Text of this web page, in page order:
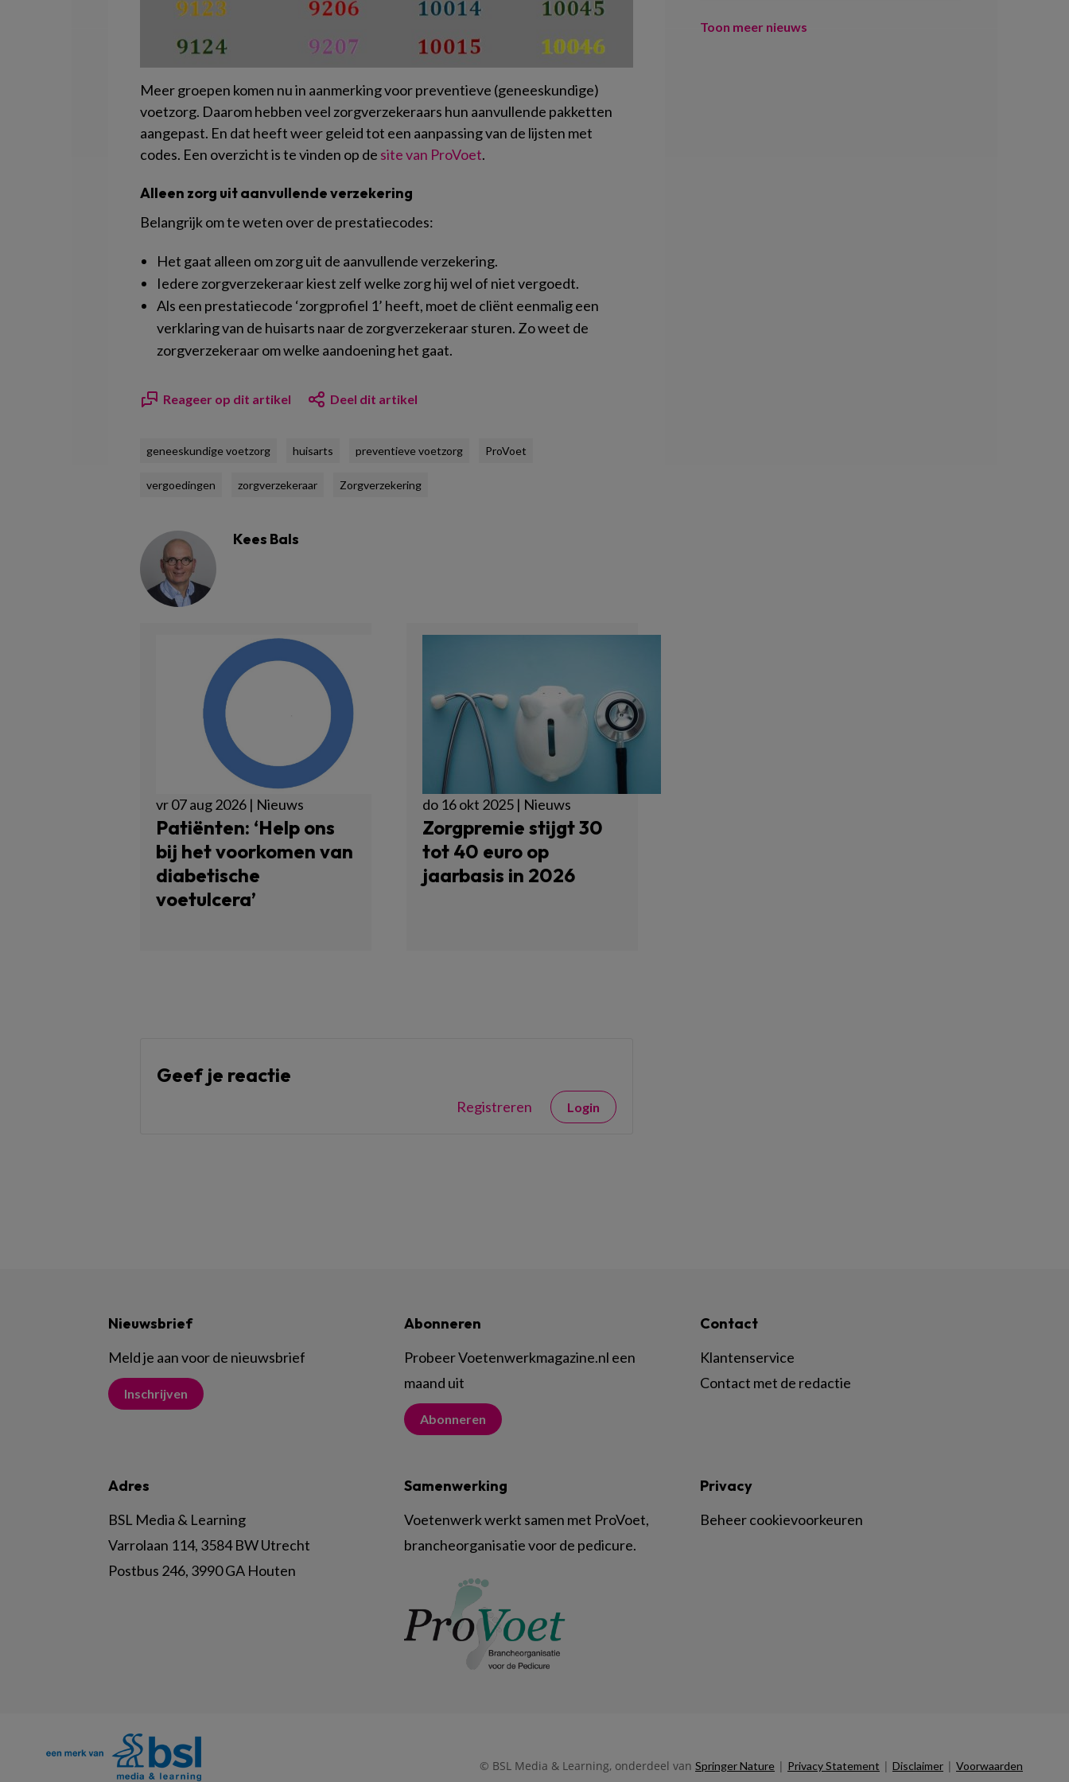
Meer groepen komen nu in aanmerking voor preventieve (geneeskundige)
voetzorg. Daarom hebben veel zorgverzekeraars hun aanvullende pakketten
aangepast. En dat heeft weer geleid tot een aanpassing van de lijsten met
codes. Een overzicht is te vinden op de site van ProVoet.
Alleen zorg uit aanvullende verzekering
Belangrijk om te weten over de prestatiecodes:
Het gaat alleen om zorg uit de aanvullende verzekering.
Iedere zorgverzekeraar kiest zelf welke zorg hij wel of niet vergoedt.
Als een prestatiecode ‘zorgprofiel 1’ heeft, moet de cliënt eenmalig een
verklaring van de huisarts naar de zorgverzekeraar sturen. Zo weet de
zorgverzekeraar om welke aandoening het gaat.
Reageer op dit artikel Deel dit artikel
geneeskundige voetzorg huisarts preventieve voetzorg ProVoet
vergoedingen zorgverzekeraar Zorgverzekering
Kees Bals
vr 07 aug 2026 | Nieuws
Patiënten: ‘Help ons
bij het voorkomen van
diabetische
voetulcera’
do 16 okt 2025 | Nieuws
Zorgpremie stijgt 30
tot 40 euro op
jaarbasis in 2026
Geef je reactie
Registreren Login
Toon meer nieuws
Nieuwsbrief
Meld je aan voor de nieuwsbrief
Inschrijven
Abonneren
Probeer Voetenwerkmagazine.nl een
maand uit
Abonneren
Contact
Klantenservice
Contact met de redactie
Adres
BSL Media & Learning
Varrolaan 114, 3584 BW Utrecht
Postbus 246, 3990 GA Houten
Samenwerking
Voetenwerk werkt samen met ProVoet,
brancheorganisatie voor de pedicure.
Privacy
Beheer cookievoorkeuren
© BSL Media & Learning, onderdeel van Springer Nature | Privacy Statement | Disclaimer | Voorwaarden